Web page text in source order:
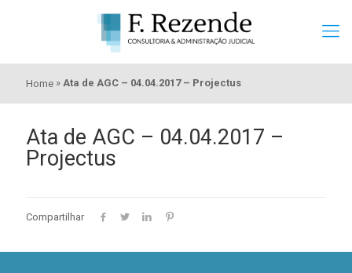
Home » Ata de AGC – 04.04.2017 – Projectus
Ata de AGC – 04.04.2017 –
Projectus
Compartilhar